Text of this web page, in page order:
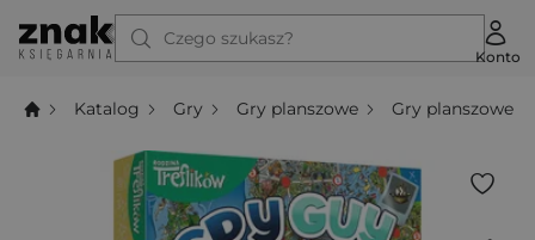
Czego szukasz?
Konto
Katalog Gry Gry planszowe Gry planszowe